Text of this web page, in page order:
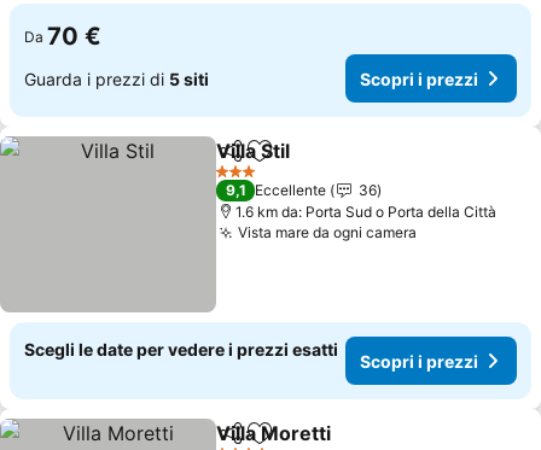
Da 70 €
Guarda i prezzi di 5 siti Scopri i prezzi
CondividiAggiungi ai preferiti
Villa Stil
3 Stelle
9,1 Eccellente
36
1.6 km da: Porta Sud o Porta della Città
Vista mare da ogni camera
Scegli le date per vedere i prezzi esatti
Scopri i prezzi
Condividi
Villa Moretti